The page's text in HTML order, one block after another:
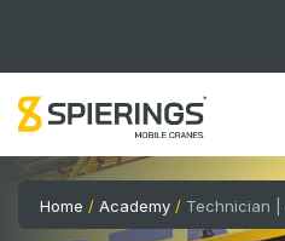
Mobilny żuraw
Home / Academy / Technician